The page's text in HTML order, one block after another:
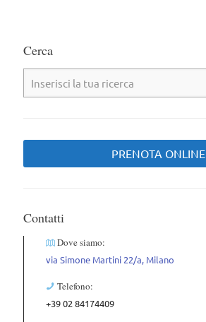
Cerca
PRENOTA ONLINE
Contatti
Dove siamo:
via Simone Martini 22/a, Milano
Telefono:
+39 02 84174409